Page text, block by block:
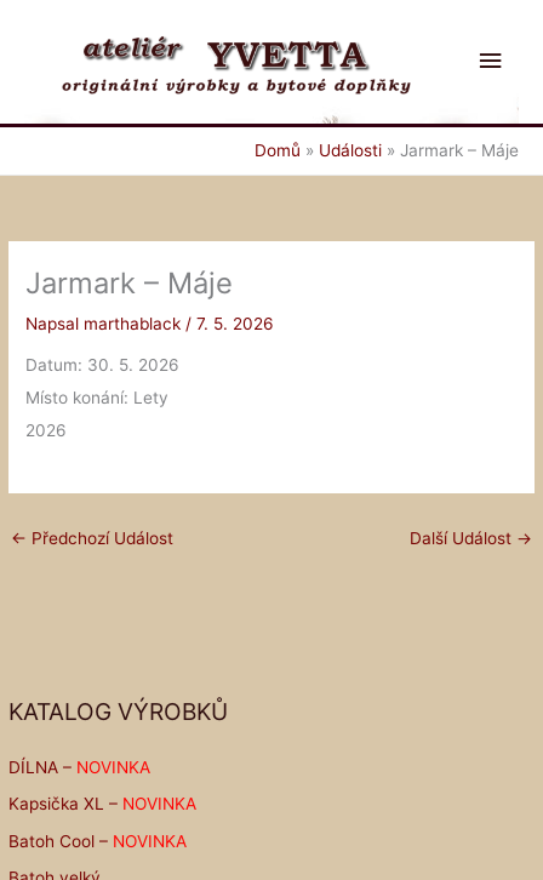
Domů Události Jarmark – Máje
KATALOG VÝROBKŮ
DÍLNA – NOVINKA
Kapsička XL – NOVINKA
Batoh Cool – NOVINKA
Jarmark – Máje
Napsal marthablack /7. 5. 2026
Datum: 30. 5. 2026
Místo konání: Lety
2026
← Předchozí Událost Další Událost →